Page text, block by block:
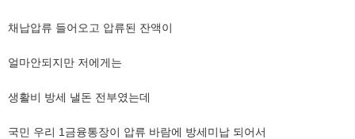
​채납압류 들어오고 압류된 잔액이
​​​얼마안되지만 저에게는
​생활비 방세 낼돈 전부였는데
​국민 우리 1금융통장이 압류 바람에 방세미납 되어서